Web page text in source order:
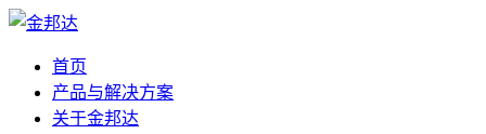
首页
产品与解决方案
关于金邦达